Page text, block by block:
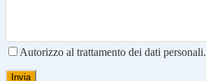
Autorizzo al trattamento dei dati personali.